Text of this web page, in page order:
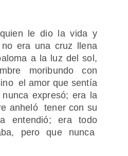
le dio la vida y
era una cruz llena
a la luz del sol,
moribundo con
el amor que sentía
expresó; era la
anheló tener con su
entendió; era todo
pero que nunca